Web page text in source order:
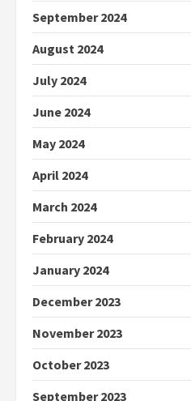
September 2024
August 2024
July 2024
June 2024
May 2024
April 2024
March 2024
February 2024
January 2024
December 2023
November 2023
October 2023
September 2023